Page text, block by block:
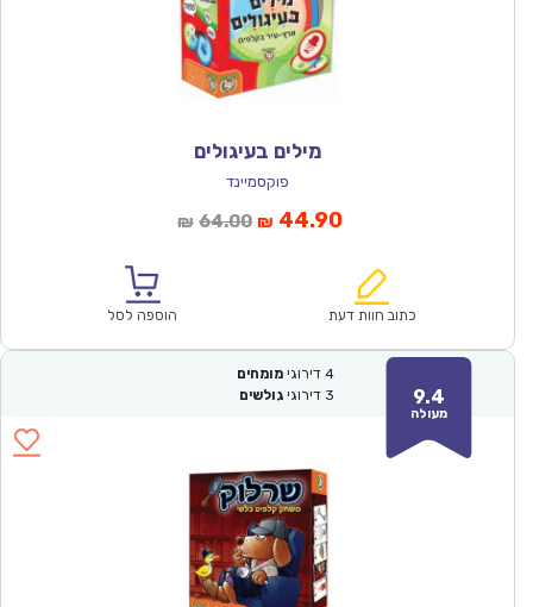
מילים בעיגולים
פוקסמיינד
₪ 64.00המחיר
₪64.00.
₪ 44.90המחיר
הוא:
כתוב חוות דעת הוספה לסל
9.4
מעולה
4 דירוגי מומחים
3 דירוגי גולשים